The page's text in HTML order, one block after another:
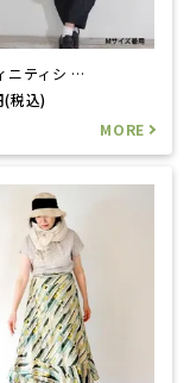
シャツインフ
人可愛い〜サスペ
新発売♪
ジプシーのよ
ニティシ …
税込)